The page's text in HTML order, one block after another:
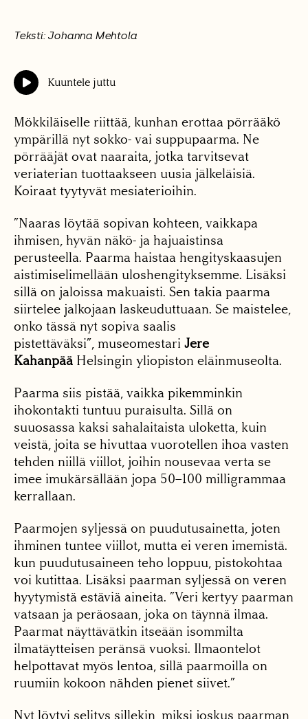
Teksti: Johanna Mehtola
Kuuntele juttu
Mökkiläiselle riittää, kunhan erottaa pörrääkö
ympärillä nyt sokko- vai suppupaarma. Ne
pörrääjät ovat naaraita, jotka tarvitsevat
veriaterian tuottaakseen uusia jälkeläisiä.
Koiraat tyytyvät mesiaterioihin.
”Naaras löytää sopivan kohteen, vaikkapa
ihmisen, hyvän näkö- ja hajuaistinsa
perusteella. Paarma haistaa hengityskaasujen
aistimiselimellään uloshengityksemme. Lisäksi
sillä on jaloissa makuaisti. Sen takia paarma
siirtelee jalkojaan laskeuduttuaan. Se maistelee,
onko tässä nyt sopiva saalis
pistettäväksi”, museomestari Jere
Kahanpää Helsingin yliopiston eläinmuseolta.
Paarma siis pistää, vaikka pikemminkin
ihokontakti tuntuu puraisulta. Sillä on
suuosassa kaksi sahalaitaista uloketta, kuin
veistä, joita se hivuttaa vuorotellen ihoa vasten
tehden niillä viillot, joihin nousevaa verta se
imee imukärsällään jopa 50–100 milligrammaa
kerrallaan.
Paarmojen syljessä on puudutusainetta, joten
ihminen tuntee viillot, mutta ei veren imemistä.
kun puudutusaineen teho loppuu, pistokohtaa
voi kutittaa. Lisäksi paarman syljessä on veren
hyytymistä estäviä aineita. ”Veri kertyy paarman
vatsaan ja peräosaan, joka on täynnä ilmaa.
Paarmat näyttävätkin itseään isommilta
ilmatäytteisen peränsä vuoksi. Ilmaontelot
helpottavat myös lentoa, sillä paarmoilla on
ruumiin kokoon nähden pienet siivet.”
Nyt löytyi selitys sillekin, miksi joskus paarman